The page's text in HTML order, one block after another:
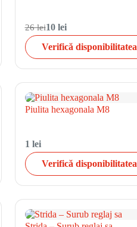
26 lei10 lei
Verifică disponibilitatea
Piulita hexagonala M8
1 lei
Verifică disponibilitatea